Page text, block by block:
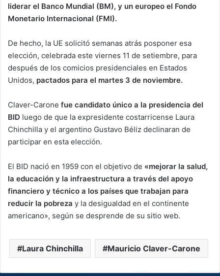
liderar el Banco Mundial (BM), y un europeo el Fondo
Monetario Internacional (FMI).
De hecho, la UE solicitó semanas atrás posponer esa
elección, celebrada este viernes 11 de setiembre, para
después de los comicios presidenciales en Estados
Unidos, pactados para el martes 3 de noviembre.
Claver-Carone fue candidato único a la presidencia del
BID luego de que la expresidente costarricense Laura
Chinchilla y el argentino Gustavo Béliz declinaran de
participar en esta elección.
El BID nació en 1959 con el objetivo de «mejorar la salud,
la educación y la infraestructura a través del apoyo
financiero y técnico a los países que trabajan para
reducir la pobreza y la desigualdad en el continente
americano», según se desprende de su sitio web.
Laura Chinchilla Mauricio Claver-Carone